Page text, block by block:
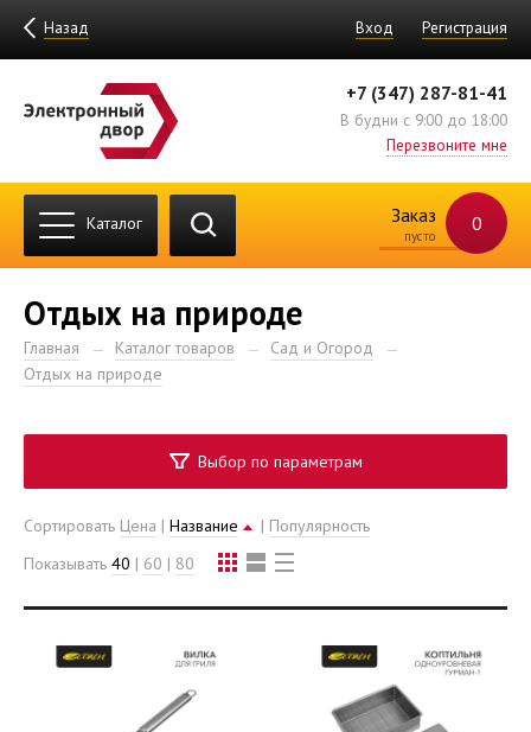
Назад Вход Регистрация
+7 (347) 287-81-41
В будни с 9:00 до 18:00
Перезвоните мне
Каталог Заказ 0
пусто
Отдых на природе
Главная Каталог товаров
Сад и Огород
Отдых на природе
Выбор по параметрам
Сортировать Цена | Название | Популярность
Показывать 40 | 60 | 80